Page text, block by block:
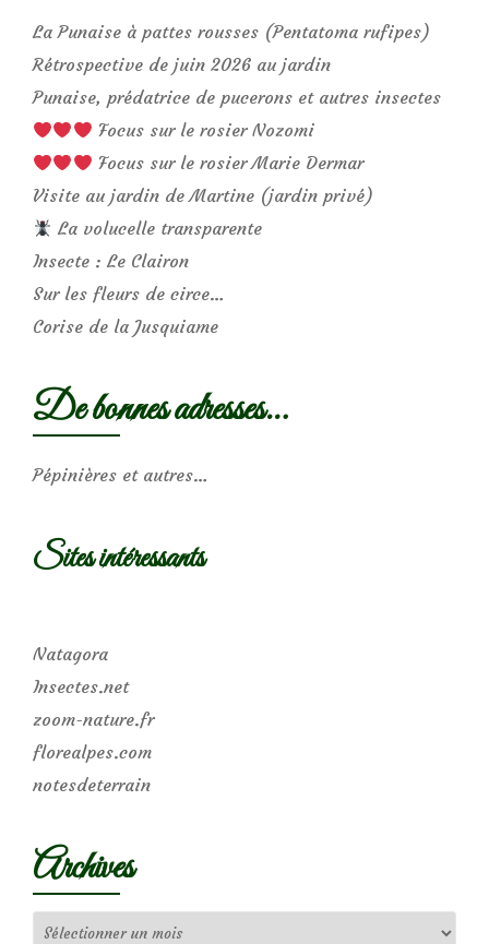
La Punaise à pattes rousses (Pentatoma rufipes)
Rétrospective de juin 2026 au jardin
Punaise, prédatrice de pucerons et autres insectes
Focus sur le rosier Nozomi
Focus sur le rosier Marie Dermar
Visite au jardin de Martine (jardin privé)
La volucelle transparente
Insecte : Le Clairon
Sur les fleurs de circe…
Corise de la Jusquiame
De bonnes adresses…
Pépinières et autres…
Sites intéressants
Natagora
Insectes.net
zoom-nature.fr
florealpes.com
notesdeterrain
Archives